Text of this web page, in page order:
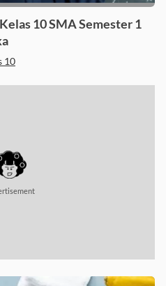
10 SMA Semester 1
10